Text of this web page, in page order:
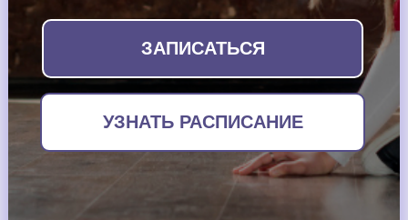
УЗНАТЬ РАСПИСАНИЕ
ЗАПИСАТЬСЯ